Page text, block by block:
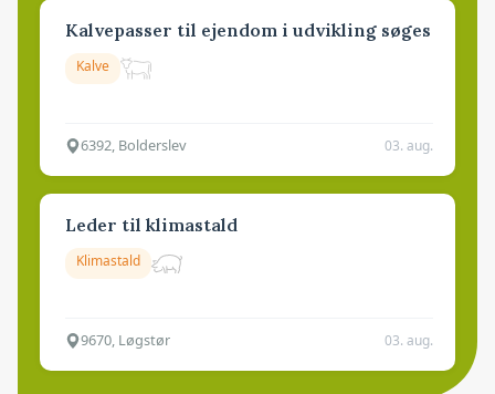
Kalvepasser til ejendom i udvikling søges
Kalve
6392, Bolderslev 03. aug.
Leder til klimastald
Klimastald
9670, Løgstør 03. aug.